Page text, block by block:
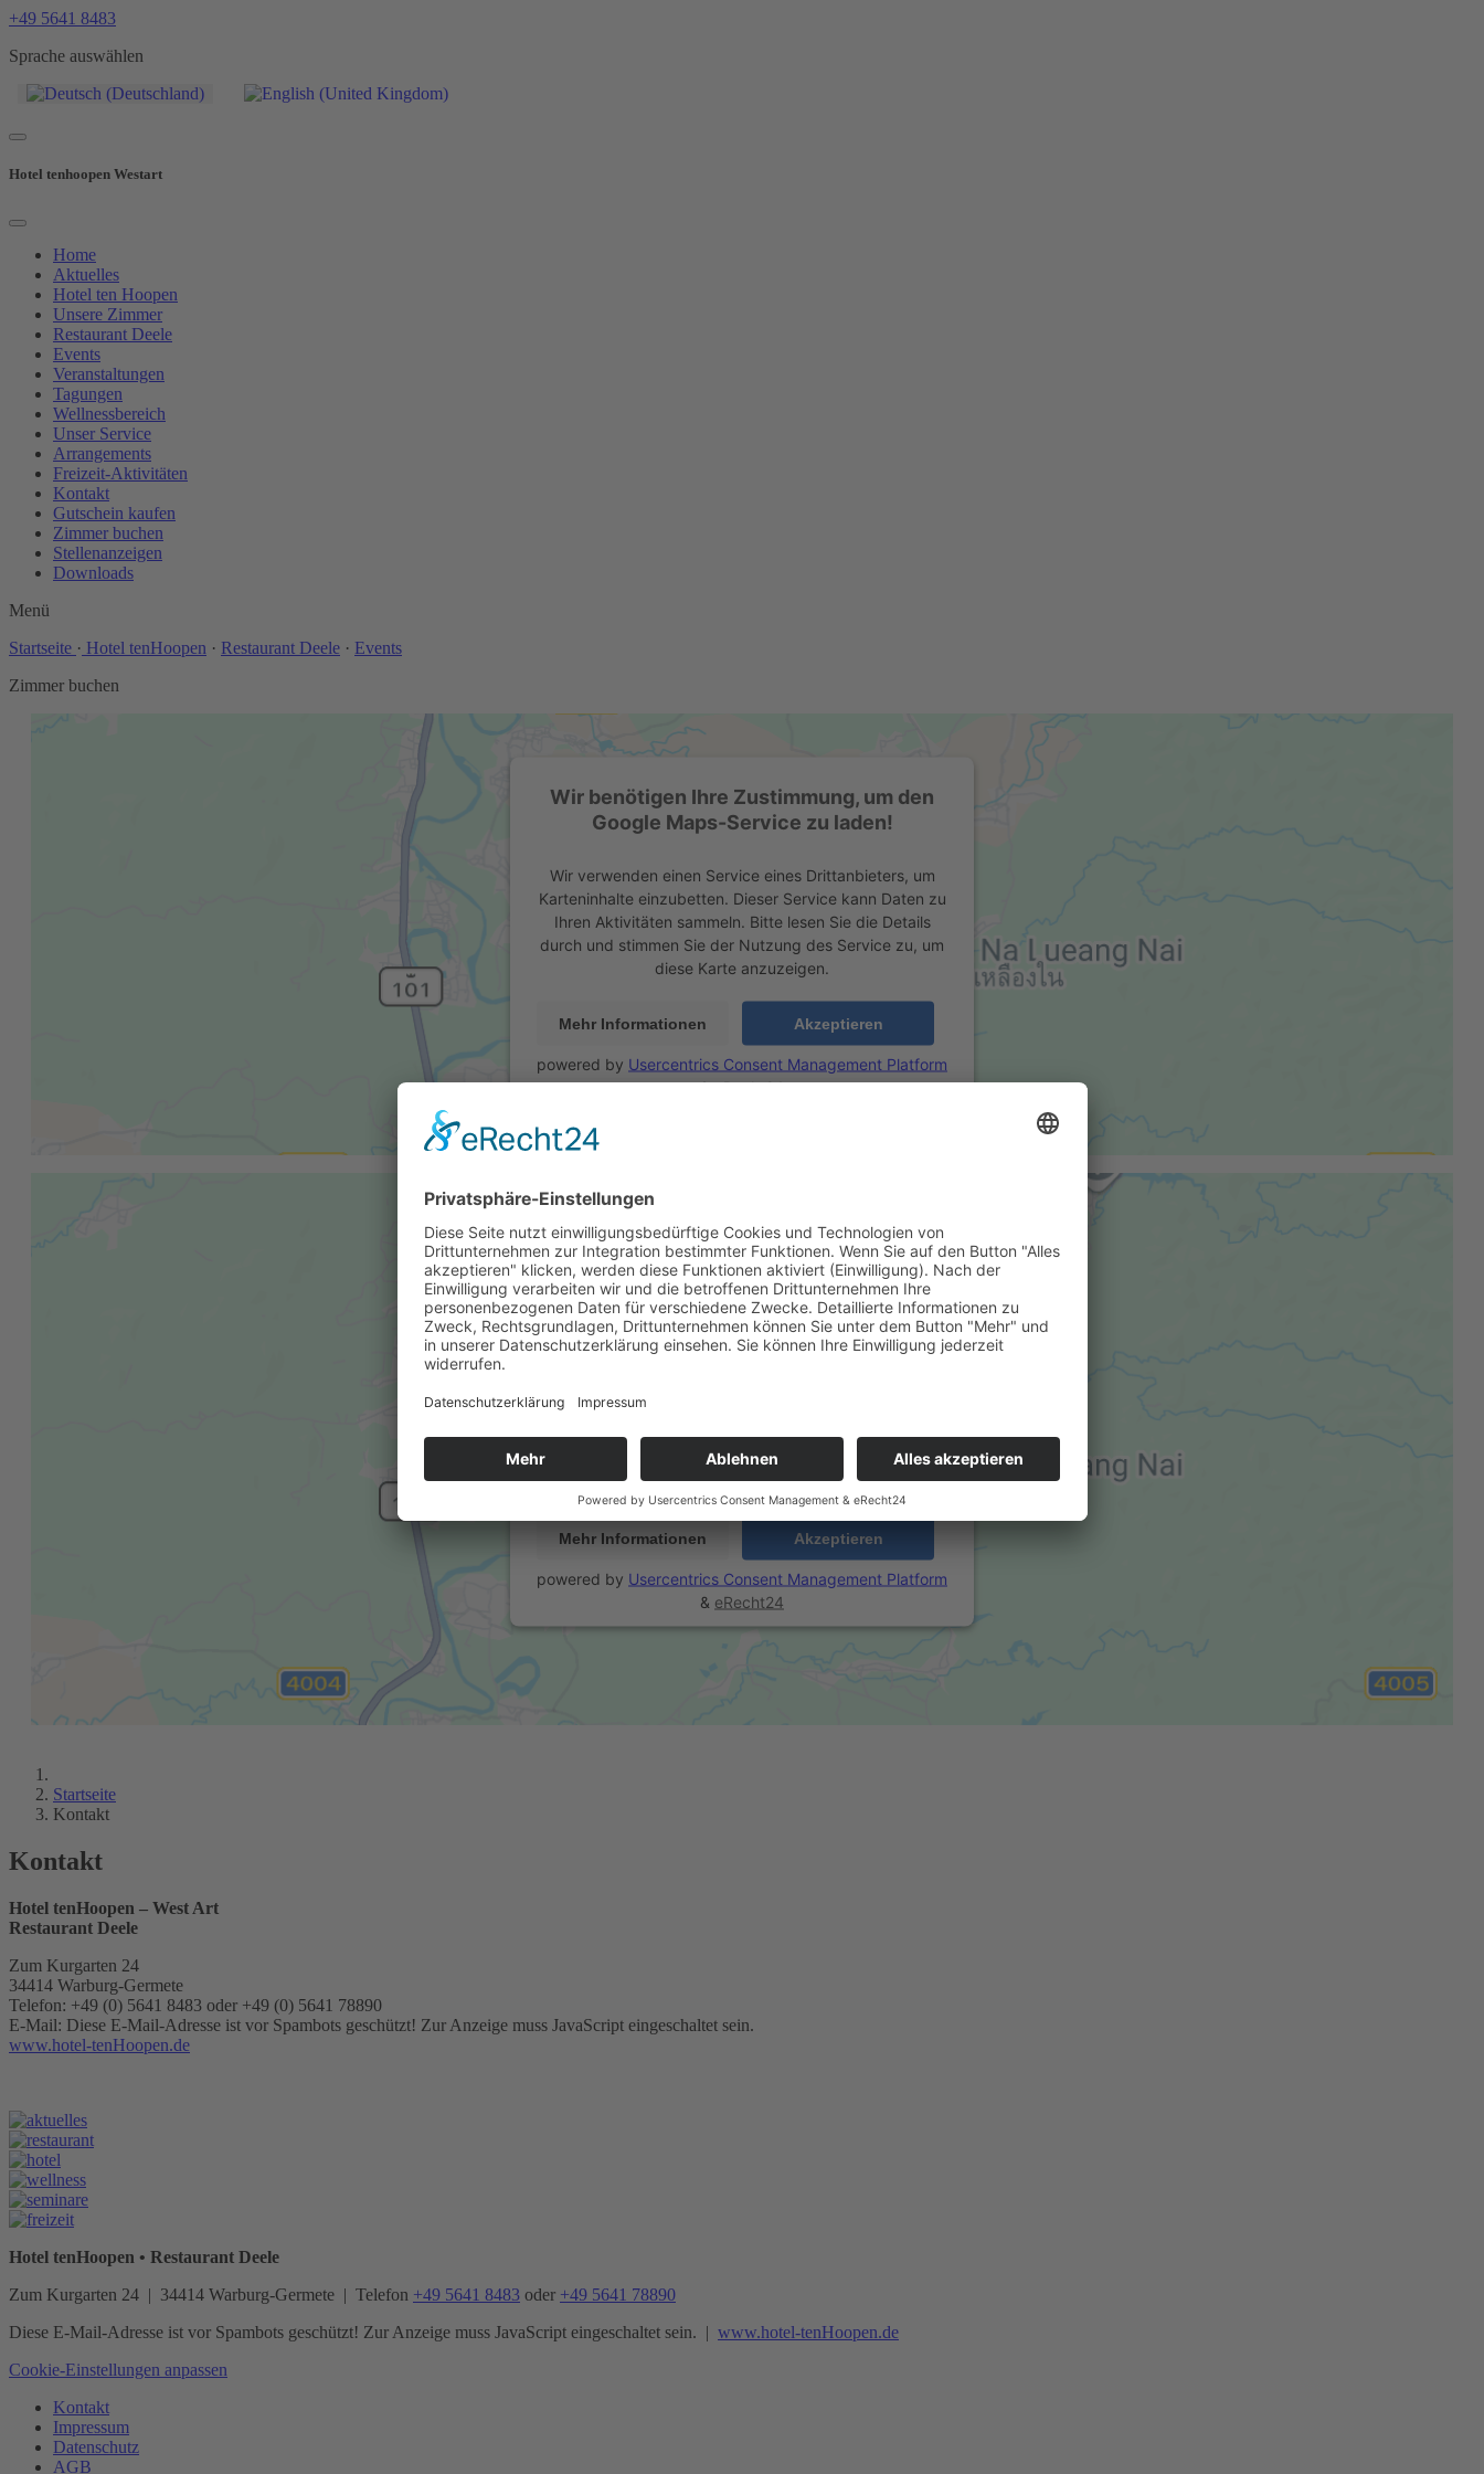
+49 5641 8483
Sprache auswählen
Hotel tenhoopen Westart
Home
Aktuelles
Hotel ten Hoopen
Unsere Zimmer
Restaurant Deele
Events
Veranstaltungen
Tagungen
Wellnessbereich
Unser Service
Arrangements
Freizeit-Aktivitäten
Kontakt
Gutschein kaufen
Zimmer buchen
Stellenanzeigen
Downloads
Menü
Startseite · Hotel tenHoopen · Restaurant Deele · Events
Zimmer buchen
Wir benötigen Ihre Zustimmung, um den
Google Maps-Service zu laden!
Wir verwenden einen Service eines Drittanbieters, um
Karteninhalte einzubetten. Dieser Service kann Daten zu
Ihren Aktivitäten sammeln. Bitte lesen Sie die Details
durch und stimmen Sie der Nutzung des Service zu, um
diese Karte anzuzeigen.
Mehr Informationen Akzeptieren
powered by Usercentrics Consent Management Platform
&eRecht24
Wir benötigen Ihre Zustimmung, um den
Google Maps-Service zu laden!
Karteninhalte einzubetten. Dieser Service kann Daten zu
Ihren Aktivitäten sammeln. Bitte lesen Sie die Details
durch und stimmen Sie der Nutzung des Service zu, um
diese Karte anzuzeigen.
Mehr Informationen Akzeptieren
powered by Usercentrics Consent Management Platform
& eRecht24
Startseite
Kontakt
Kontakt
Hotel tenHoopen – West Art
Restaurant Deele
Zum Kurgarten 24
34414 Warburg-Germete
Telefon: +49 (0) 5641 8483 oder +49 (0) 5641 78890
E-Mail: Diese E-Mail-Adresse ist vor Spambots geschützt! Zur Anzeige muss JavaScript eingeschaltet sein.
www.hotel-tenHoopen.de
Hotel tenHoopen • Restaurant Deele
Zum Kurgarten 24 | 34414 Warburg-Germete | Telefon +49 5641 8483 oder +49 5641 78890
Diese E-Mail-Adresse ist vor Spambots geschützt! Zur Anzeige muss JavaScript eingeschaltet sein. | www.hotel-tenHoopen.de
Cookie-Einstellungen anpassen
Kontakt
Impressum
Datenschutz
AGB